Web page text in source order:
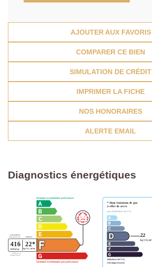
AJOUTER AUX FAVORIS
COMPARER CE BIEN
SIMULATION DE CRÉDIT
IMPRIMER LA FICHE
NOS HONORAIRES
ALERTE EMAIL
Diagnostics énergétiques